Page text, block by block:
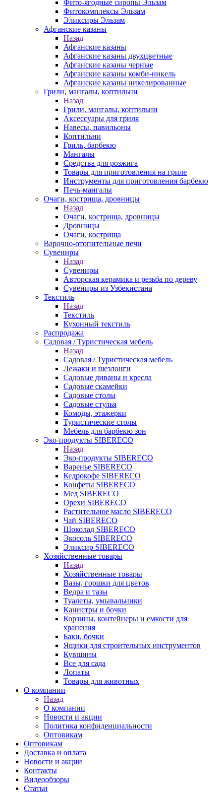
Фито-ягодные сиропы Эльзам
Фитокомплексы Эльзам
Эликсиры Эльзам
Афганские казаны
Назад
Афганские казаны
Афганские казаны двухцветные
Афганские казаны черные
Афганские казаны комби-никель
Афганские казаны никелированные
Грили, мангалы, коптильни
Назад
Грили, мангалы, коптильни
Аксессуары для гриля
Навесы, павильоны
Коптильни
Гриль, барбекю
Мангалы
Средства для розжига
Товары для приготовления на гриле
Инструменты для приготовления барбекю
Печь-мангалы
Очаги, кострища, дровницы
Назад
Очаги, кострища, дровницы
Дровницы
Очаги, кострища
Варочно-отопительные печи
Сувениры
Назад
Сувениры
Авторская керамика и резьба по дереву
Сувениры из Узбекистана
Текстиль
Назад
Текстиль
Кухонный текстиль
Распродажа
Садовая / Туристическая мебель
Назад
Садовая / Туристическая мебель
Лежаки и шезлонги
Садовые диваны и кресла
Садовые скамейки
Садовые столы
Садовые стулья
Комоды, этажерки
Туристические столы
Мебель для барбекю зон
Эко-продукты SIBERECO
Назад
Эко-продукты SIBERECO
Варенье SIBERECO
Кедрокофе SIBERECO
Конфеты SIBERECO
Мед SIBERECO
Орехи SIBERECO
Растительное масло SIBERECO
Чай SIBERECO
Шоколад SIBERECO
Экосоль SIBERECO
Эликсир SIBERECO
Хозяйственные товары
Назад
Хозяйственные товары
Вазы, горшки для цветов
Ведра и тазы
Туалеты, умывальники
Канистры и бочки
Корзины, контейнеры и емкости для
хранения
Баки, бочки
Ящики для строительных инструментов
Кувшины
Все для сада
Лопаты
Товары для животных
О компании
Назад
О компании
Новости и акции
Политика конфиденциальности
Оптовикам
Оптовикам
Доставка и оплата
Новости и акции
Контакты
Видеообзоры
Статьи